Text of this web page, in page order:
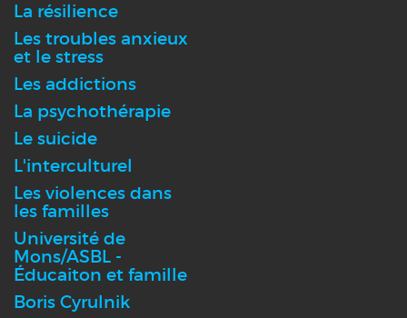
La résilience
Les troubles anxieux
et le stress
Les addictions
La psychothérapie
Le suicide
L'interculturel
Les violences dans
les familles
Université de
Mons/ASBL -
Éducaiton et famille
Boris Cyrulnik